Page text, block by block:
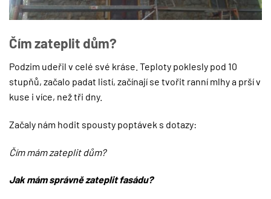
Čím zateplit dům?
Podzim udeřil v celé své kráse. Teploty poklesly pod 10
stupňů, začalo padat listí, začínají se tvořit ranní mlhy a prší v
kuse i více, než tři dny.
Začaly nám hodit spousty poptávek s dotazy:
Čím mám zateplit dům?
Jak mám správně zateplit fasádu?